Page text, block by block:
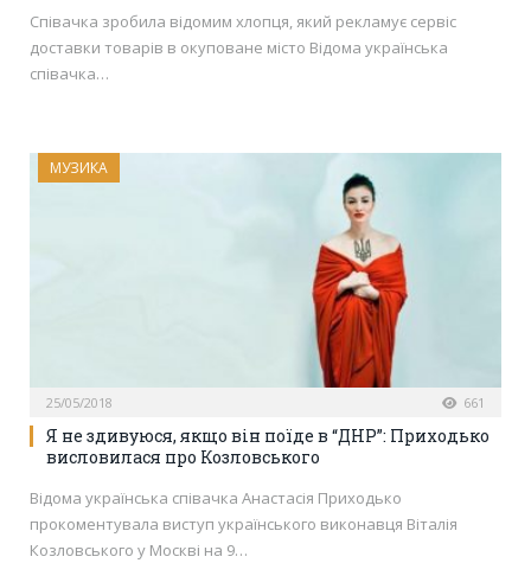
Співачка зробила відомим хлопця, який рекламує сервіс
доставки товарів в окуповане місто Відома українська
співачка…
МУЗИКА
25/05/2018 661
Я не здивуюся, якщо він поїде в “ДНР”: Приходько
висловилася про Козловського
Відома українська співачка Анастасія Приходько
прокоментувала виступ українського виконавця Віталія
Козловського у Москві на 9…